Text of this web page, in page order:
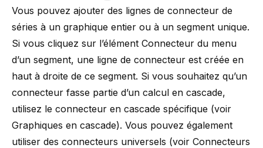
Vous pouvez ajouter des lignes de connecteur de
séries à un graphique entier ou à un segment unique.
Si vous cliquez sur l’élément Connecteur du menu
d’un segment, une ligne de connecteur est créée en
haut à droite de ce segment. Si vous souhaitez qu’un
connecteur fasse partie d’un calcul en cascade,
utilisez le connecteur en cascade spécifique (voir
Graphiques en cascade). Vous pouvez également
utiliser des connecteurs universels (voir Connecteurs